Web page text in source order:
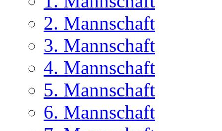
2. Mannschaft
3. Mannschaft
4. Mannschaft
5. Mannschaft
6. Mannschaft